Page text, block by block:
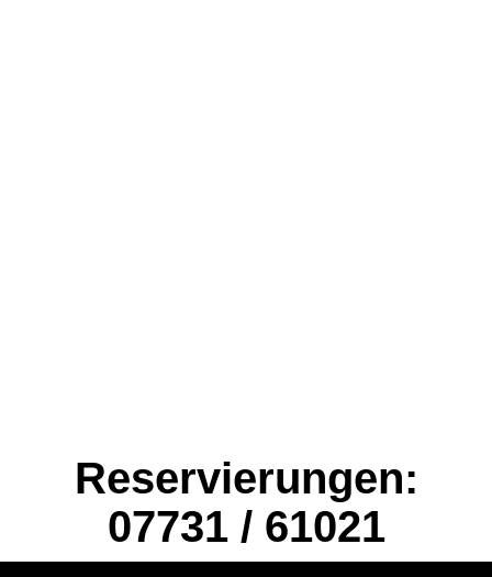
Reservierungen:
07731 / 61021